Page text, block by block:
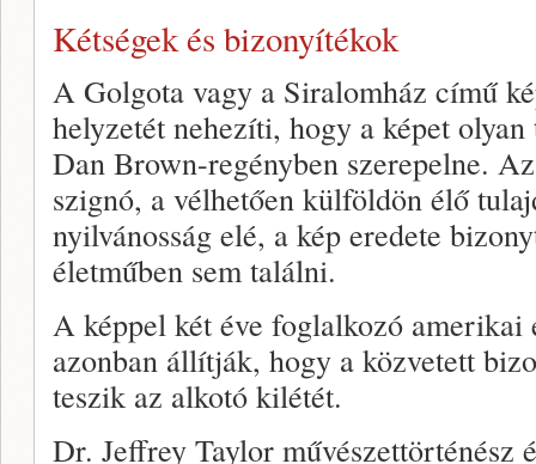
Kétségek és bizonyítékok
A Golgota vagy a Siralomház című
helyzetét nehezíti, hogy a képet
Dan Brown-regényben szerepelne.
szignó, a vélhetően külföldön élő
nyilvánosság elé, a kép eredete
életműben sem találni.
A képpel két éve foglalkozó amerikai
azonban állítják, hogy a közvetett
teszik az alkotó kilétét.
Dr. Jeffrey Taylor művészettörténész